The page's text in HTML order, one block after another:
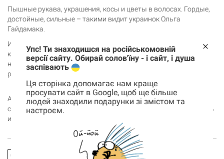
Пышные рукава, украшения, косы и цветы в волосах. Гордые,
достойные, сильные – такими видит украинок Ольга
Гайдамака.
Иллюстраторка долго присматривалась к народным
костюмам из старых фотографий, находя в них отражение
нашей красоты, ценностей и культуры. Да так, что начала их
рисовать.
А Gifty создал постеры, которые хоть на стол ставь, хоть на
стену вешай – всюду хорошо! Кидай в корзину, чтобы заказать
и смотреть другие товары
Спросить
Упс! Ти знаходишся на російськомовній
версії сайту. Обирай солов'їну - і сайт, і душа
заспівають
Ця сторінка допомагає нам краще
просувати сайт в Google, щоб ще більше
людей знаходили подарунки зі змістом та
настроєм.
Корзина 0 товары
Корзина пуста